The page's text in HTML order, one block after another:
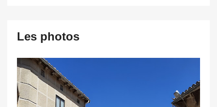
Les photos